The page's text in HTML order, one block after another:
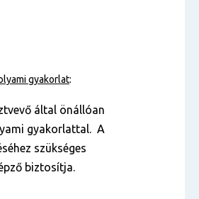
gyakorlat:
által önállóan
gyakorlattal. A
szükséges
biztosítja.